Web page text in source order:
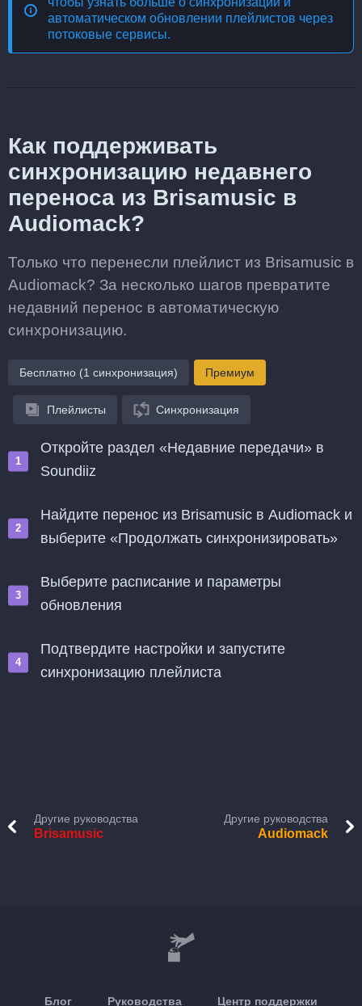
автоматическом обновлении плейлистов через
потоковые сервисы.
Как поддерживать
синхронизацию недавнего
переноса из Brisamusic в
Audiomack?
Только что перенесли плейлист из Brisamusic в
Audiomack? За несколько шагов превратите
недавний перенос в автоматическую
синхронизацию.
Бесплатно (1 синхронизация) Премиум
Плейлисты Синхронизация
Откройте раздел «Недавние передачи» в
Soundiiz
Найдите перенос из Brisamusic в Audiomack и
выберите «Продолжать синхронизировать»
Выберите расписание и параметры
обновления
Подтвердите настройки и запустите
синхронизацию плейлиста
Другие руководства
Brisamusic
Другие руководства
Audiomack
Блог Руководства Центр поддержки